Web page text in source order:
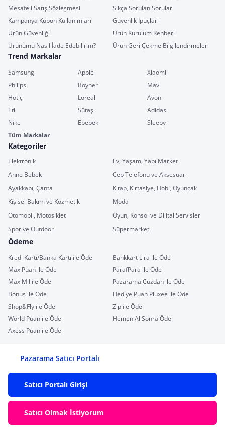
Mesafeli Satış Sözleşmesi
Sıkça Sorulan Sorular
Kampanya Kupon Kullanımları
Güvenlik İpuçları
Ürün Güvenliği
Ürün Kurulum Rehberi
Ürünümü Nasıl İade Edebilirim?
Ürün Geri Çekme Bilgilendirmeleri
Trend Markalar
Samsung Apple
Xiaomi
Philips
Boyner
Mavi
Hotiç
Loreal
Avon
Eti
Sütaş
Adidas
Nike
Ebebek
Sleepy
Tüm Markalar
Kategoriler
Elektronik
Ev, Yaşam, Yapı Market
Anne Bebek
Cep Telefonu ve Aksesuar
Ayakkabı, Çanta
Kitap, Kırtasiye, Hobi, Oyuncak
Kişisel Bakım ve Kozmetik
Moda
Otomobil, Motosiklet
Oyun, Konsol ve Dijital Servisler
Spor ve Outdoor
Süpermarket
Ödeme
Kredi Kartı/Banka Kartı ile Öde
Bankkart Lira ile Öde
MaxiPuan ile Öde
ParafPara ile Öde
MaxiMil ile Öde
Pazarama Cüzdan ile Öde
Bonus ile Öde
Hediye Puan Pluxee ile Öde
Shop&Fly ile Öde
Zip ile Öde
World Puan ile Öde
Hemen Al Sonra Öde
Axess Puan ile Öde
Pazarama Satıcı Portalı
Satıcı Portalı Girişi
Satıcı Olmak İstiyorum